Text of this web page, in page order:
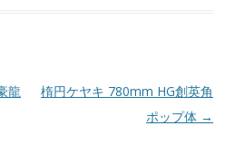
龍
楕円ケヤキ 780mm HG創英角
ポップ体 →